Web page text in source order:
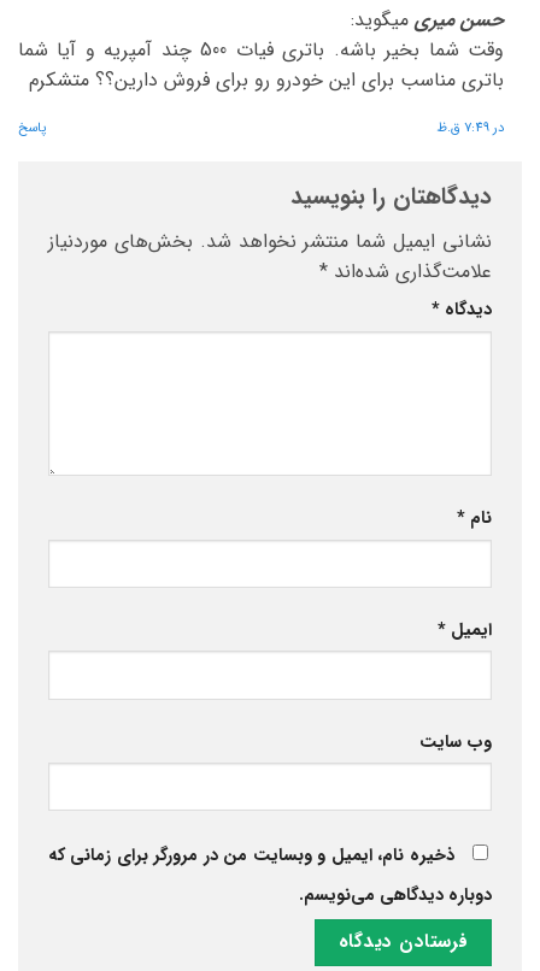
حسن میری میگوید:
وقت شما بخیر باشه. باتری فیات 500 چند آمپریه و آیا شما
باتری مناسب برای این خودرو رو برای فروش دارین؟؟ متشکرم
در 7:49 ق.ظ پاسخ
دیدگاهتان را بنویسید
نشانی ایمیل شما منتشر نخواهد شد. بخش‌های موردنیاز
علامت‌گذاری شده‌اند *
دیدگاه *
نام *
ایمیل *
وب‌ سایت
ذخیره نام، ایمیل و وبسایت من در مرورگر برای زمانی که
دوباره دیدگاهی می‌نویسم.